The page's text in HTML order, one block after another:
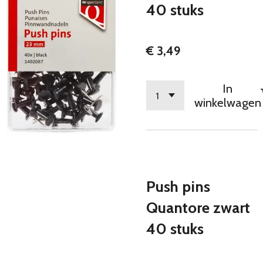
40 stuks
€ 3,49
In
winkelwagen
Push pins
Quantore zwart
40 stuks